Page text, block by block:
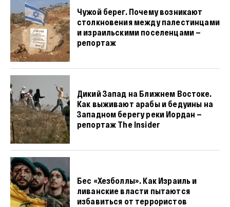
Чужой берег. Почему возникают
столкновения между палестинцами
и израильскими поселенцами —
репортаж
Дикий Запад на Ближнем Востоке.
Как выживают арабы и бедуины на
Западном берегу реки Иордан —
репортаж The Insider
Бес «Хезболлы». Как Израиль и
ливанские власти пытаются
избавиться от террористов